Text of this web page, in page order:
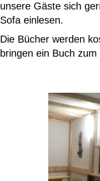
unsere Gäste sich
Sofa einlesen.
Die Bücher werden
bringen ein Buch